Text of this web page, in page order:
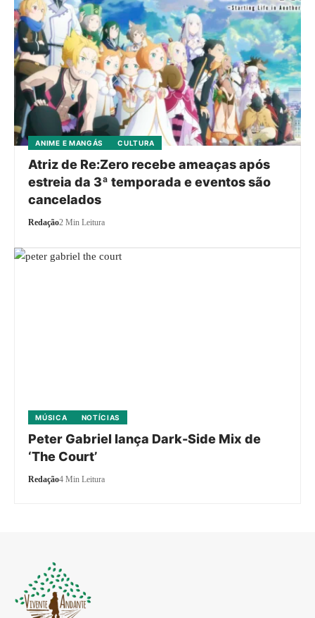
ANIME E MANGÁS CULTURA
Atriz de Re:Zero recebe ameaças após
estreia da 3ª temporada e eventos são
cancelados
Redação2 Min Leitura
MÚSICA NOTÍCIAS
Peter Gabriel lança Dark-Side Mix de
‘The Court’
Redação4 Min Leitura